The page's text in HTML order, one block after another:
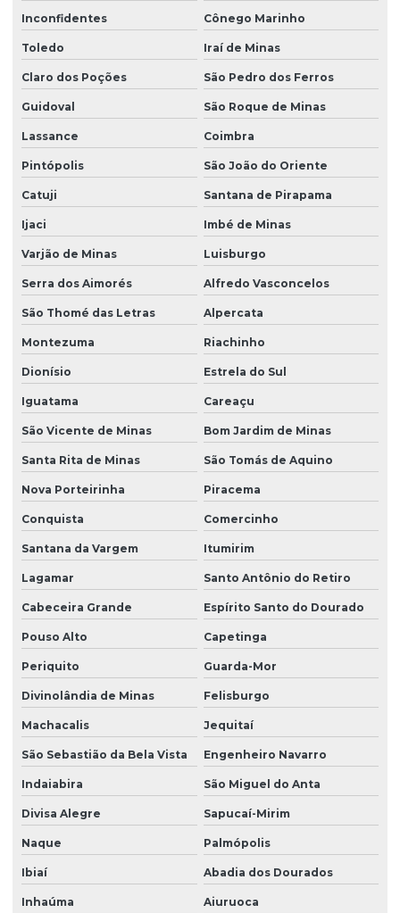
Inconfidentes Cônego Marinho
Toledo Iraí de Minas
Claro dos Poções São Pedro dos Ferros
Guidoval São Roque de Minas
Lassance Coimbra
Pintópolis São João do Oriente
Catuji Santana de Pirapama
Ijaci Imbé de Minas
Varjão de Minas Luisburgo
Serra dos Aimorés Alfredo Vasconcelos
São Thomé das Letras Alpercata
Montezuma Riachinho
Dionísio Estrela do Sul
Iguatama Careaçu
São Vicente de Minas Bom Jardim de Minas
Santa Rita de Minas São Tomás de Aquino
Nova Porteirinha Piracema
Conquista Comercinho
Santana da Vargem Itumirim
Lagamar Santo Antônio do Retiro
Cabeceira Grande Espírito Santo do Dourado
Pouso Alto Capetinga
Periquito Guarda-Mor
Divinolândia de Minas Felisburgo
Machacalis Jequitaí
São Sebastião da Bela Vista Engenheiro Navarro
Indaiabira São Miguel do Anta
Divisa Alegre Sapucaí-Mirim
Naque Palmópolis
Ibiaí Abadia dos Dourados
Inhaúma Aiuruoca